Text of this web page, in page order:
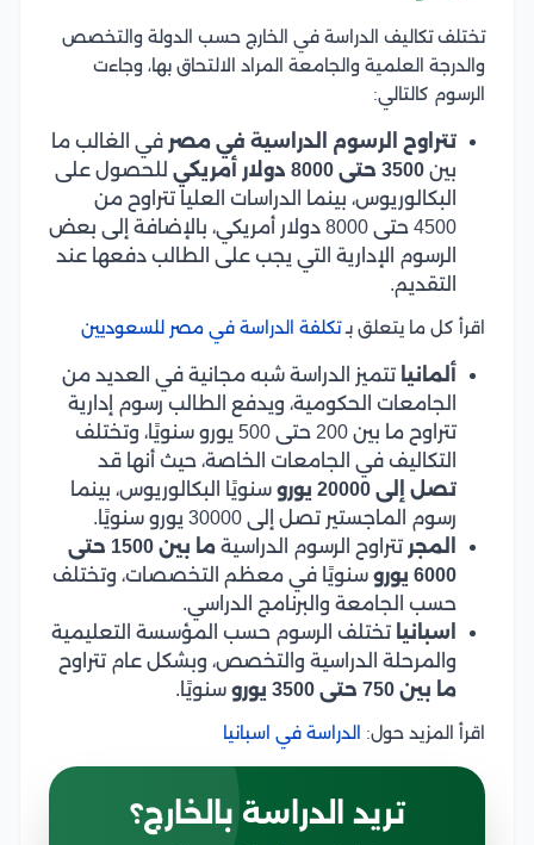
تختلف تكاليف الدراسة في الخارج حسب الدولة والتخصص
والدرجة العلمية والجامعة المراد الالتحاق بها، وجاءت
الرسوم كالتالي:
تتراوح الرسوم الدراسية في مصر في الغالب ما
بين
للحصول على
البكالوريوس، بينما الدراسات العليا تتراوح من
4500 حتى 8000 دولار أمريكي، بالإضافة إلى بعض
الرسوم الإدارية التي يجب على الطالب دفعها عند
التقديم.
اقرأ كل ما يتعلق بـتكلفة الدراسة في مصر للسعوديين
ألمانيا تتميز الدراسة شبه مجانية في العديد من
الجامعات الحكومية، ويدفع الطالب رسوم إدارية
تتراوح ما بين 200 حتى 500 يورو سنويًا، وتختلف
التكاليف في الجامعات الخاصة، حيث أنها قد
تصل إلى 20000 يورو
سنويًا البكالوريوس، بينما
رسوم الماجستير تصل إلى 30000 يورو سنويًا.
المجر تتراوح الرسوم الدراسية
ما بين 1500 حتى
6000 يورو
سنويًا في معظم التخصصات، وتختلف
حسب الجامعة والبرنامج الدراسي.
اسبانيا تختلف الرسوم حسب المؤسسة التعليمية
والمرحلة الدراسية والتخصص، وبشكل عام تتراوح
ما بين 750 حتى 3500 يورو
سنويًا.
اقرأ المزيد حول: الدراسة في اسبانيا
تريد الدراسة بالخارج؟